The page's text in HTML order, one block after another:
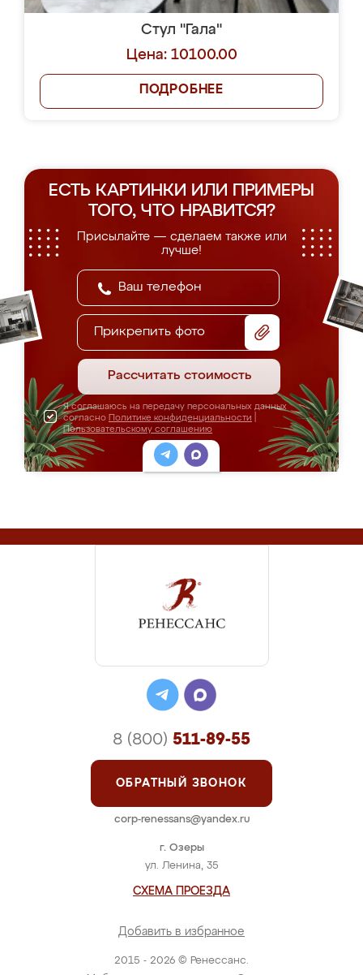
Стул "Гала"
Цена: 10100.00
ПОДРОБНЕЕ
ЕСТЬ КАРТИНКИ ИЛИ ПРИМЕРЫ
ТОГО, ЧТО НРАВИТСЯ?
Присылайте — сделаем также или
лучше!
Прикрепить фото
Рассчитать стоимость
Я соглашаюсь на передачу персональных данных
согласно Политике конфиденциальности
Пользовательскому соглашению
2015 - 2026 © Ренессанс.
г. Озеры
ул. Ленина, 35
СХЕМА ПРОЕЗДА
Добавить в избранное
8 (800) 511-89-55
ОБРАТНЫЙ ЗВОНОК
corp-renessans@yandex.ru